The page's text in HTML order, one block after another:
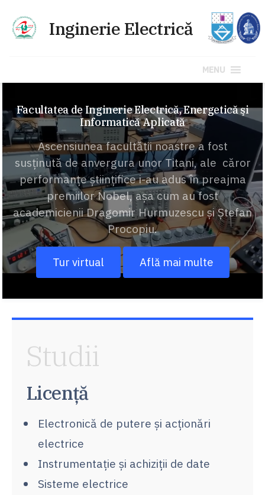
la
conținut
MENU
Facultatea de Inginerie Electrică, Energetică şi
Informatică Aplicată
Ascensiunea facultăţii noastre a fost
susţinută de anvergura unor Titani, ale căror
performanţe ştiinţifice i-au adus în preajma
premiilor Nobel, aşa cum au fost
academicienii Dragomir Hurmuzescu şi Ştefan
Procopiu.
Tur virtual Află mai multe
Studii
Licență
Electronică de putere şi acţionări
electrice
Instrumentaţie şi achiziţii de date
Sisteme electrice